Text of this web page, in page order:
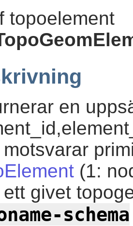
topoelement
en
(1:
givet
schema